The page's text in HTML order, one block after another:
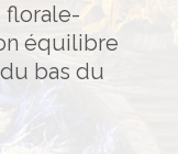
florale-
équilibre
bas du